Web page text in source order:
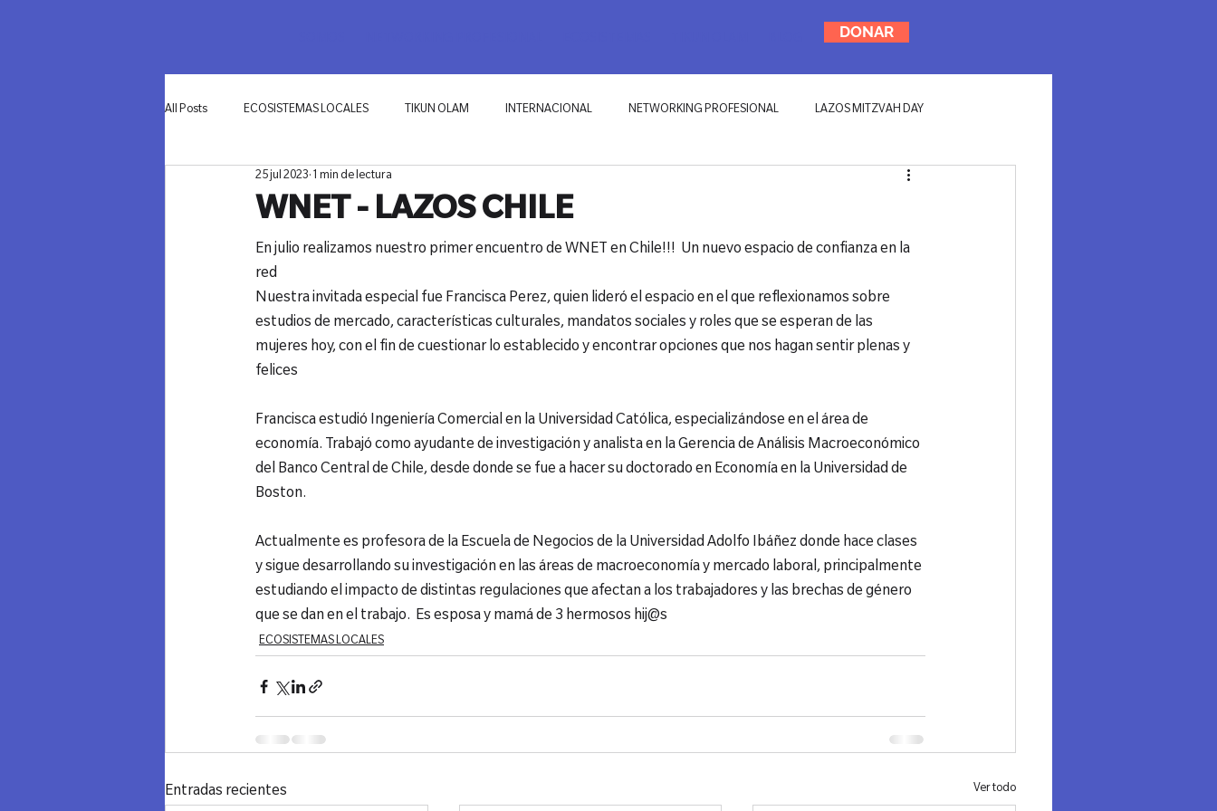
DONAR
All Posts ECOSISTEMAS LOCALES TIKUN OLAM INTERNACIONAL NETWORKING PROFESIONAL LAZOS MITZVAH DAY
INNOVACIÓN
WNET - LAZOS CHILE
25 jul 2023 1 min de lectura
En julio realizamos nuestro primer encuentro de WNET en Chile!!!  Un nuevo espacio de confianza en la
red
Nuestra invitada especial fue Francisca Perez, quien lideró el espacio en el que reflexionamos sobre
estudios de mercado, características culturales, mandatos sociales y roles que se esperan de las
mujeres hoy, con el fin de cuestionar lo establecido y encontrar opciones que nos hagan sentir plenas y
felices
Francisca estudió Ingeniería Comercial en la Universidad Católica, especializándose en el área de
economía. Trabajó como ayudante de investigación y analista en la Gerencia de Análisis Macroeconómico
del Banco Central de Chile, desde donde se fue a hacer su doctorado en Economía en la Universidad de
Boston.
Actualmente es profesora de la Escuela de Negocios de la Universidad Adolfo Ibáñez donde hace clases
y sigue desarrollando su investigación en las áreas de macroeconomía y mercado laboral, principalmente
estudiando el impacto de distintas regulaciones que afectan a los trabajadores y las brechas de género
que se dan en el trabajo.  Es esposa y mamá de 3 hermosos hij@s
ECOSISTEMAS LOCALES
Entradas recientes Ver todo